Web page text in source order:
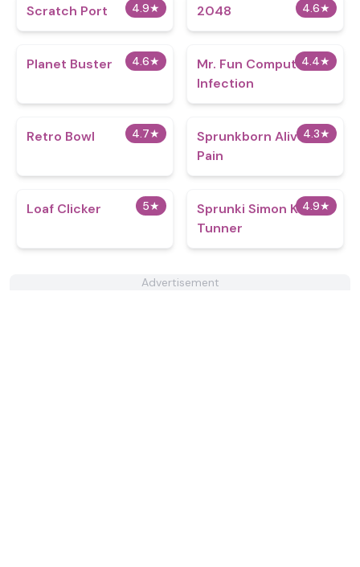
4.9★
Scratch Port 4.6★
2048
4.6★
Planet Buster 4.4★
Mr. Fun Computer
Infection
4.7★
Retro Bowl 4.3★
Sprunkborn Alive in
Pain
5★
Loaf Clicker 4.9★
Sprunki Simon Kill
Tunner
Advertisement